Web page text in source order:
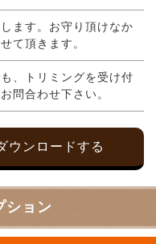
ます。お守り頂けなか
て頂きます。
、トリミングを受け付
問合わせ下さい。
ウンロードする
ション